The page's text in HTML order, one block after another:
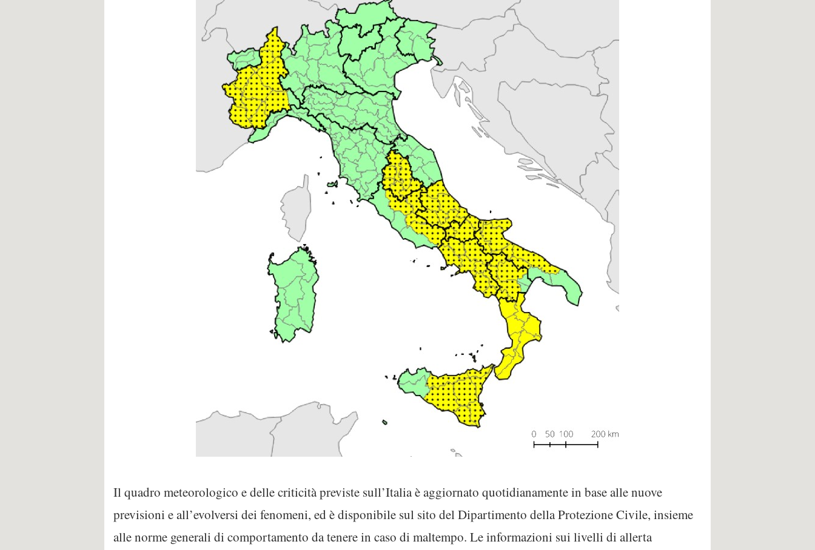
Il quadro meteorologico e delle criticità previste sull’Italia è aggiornato quotidianamente in base alle nuove
previsioni e all’evolversi dei fenomeni, ed è disponibile sul sito del Dipartimento della Protezione Civile, insieme
alle norme generali di comportamento da tenere in caso di maltempo. Le informazioni sui livelli di allerta